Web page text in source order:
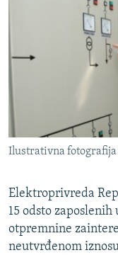
KINA NA BALKANU
RSE PRIČE IZ SVIJETA
ISPRIČAJ MI
SPECIJALI RSE
VIŠE OD NASLOVA
GENOCID U SREBRENICI
POPLAVE I KLIZIŠTA U
TV LIBERTY
POST SCRIPTUM
PRATITE NAS
Sve RFE/RL
Ilustrativna fotografija
Elektroprivreda
15 odsto
otpremnine
neutvrđenom